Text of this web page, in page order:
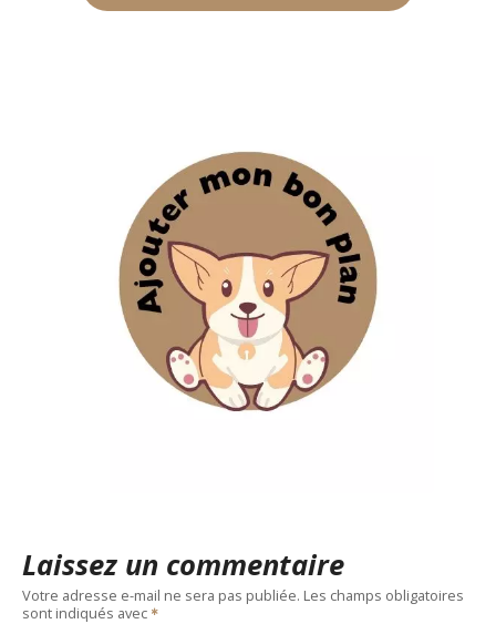
Laissez un commentaire
Votre adresse e-mail ne sera pas publiée. Les champs obligatoires
sont indiqués avec